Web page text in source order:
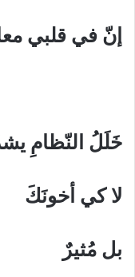
إنّ في قلبي
خَلَلُ النّظامِ
لا كي أخونَكَ
بل مُثيرٌ